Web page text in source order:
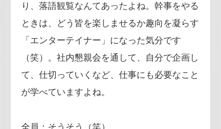
り、落語観覧なんてあったよね。幹事をやる
ときは、どう皆を楽しませるか趣向を凝らす
「エンターテイナー」になった気分です
（笑）。社内懇親会を通して、自分で企画し
て、仕切っていくなど、仕事にも必要なこと
が学べていますよね。
全員：そうそう（笑）